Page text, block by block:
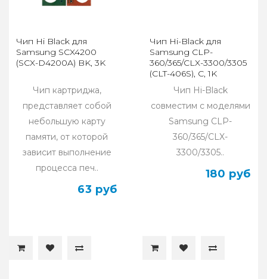
Чип Hi Black для
Samsung SCX4200
(SCX-D4200A) BK, 3K
Чип картриджа,
представляет собой
небольшую карту
памяти, от которой
зависит выполнение
процесса печ..
63 руб
Чип Hi-Black для
Samsung CLP-
360/365/CLX-3300/3305
(CLT-406S), C, 1K
Чип Hi-Black
совместим с моделями
Samsung CLP-
360/365/CLX-
3300/3305..
180 руб